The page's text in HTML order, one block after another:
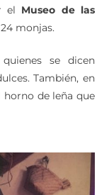
el Museo de las
monjas.
se dicen
También, en
horno de leña que